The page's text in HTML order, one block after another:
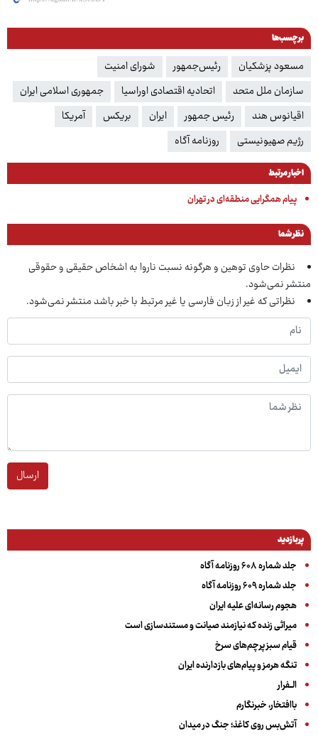
برچسب‌ها
مسعود پزشکیان رئیس‌جمهور
شورای امنیت
سازمان ملل متحد
اتحادیه اقتصادی اوراسیا
جمهوری اسلامی ایران
اقیانوس هند
رئیس جمهور ایران بریکس
آمریکا
رژیم صهیونیستی
روزنامه آگاه
اخبار مرتبط
پیام همگرایی منطقه‌ای در تهران
نظر شما
نظرات حاوی توهین و هرگونه نسبت ناروا به اشخاص حقیقی و حقوقی
منتشر نمی‌شود.
نظراتی که غیر از زبان فارسی یا غیر مرتبط با خبر باشد منتشر نمی‌شود.
ارسال
پربازدید
جلد شماره ۶۰۸ روزنامه آگاه
جلد شماره ۶۰۹ روزنامه آگاه
هجوم رسانه‌ای علیه ایران
میراثی زنده که نیازمند صیانت و مستندسازی است
قیام سبز پرچم‌های سرخ
تنگه هرمز و پیام‌های بازدارنده ایران
الــفرار
باافتخار، خبرنگارم
آتش‌بس روی کاغذ؛ جنگ در میدان